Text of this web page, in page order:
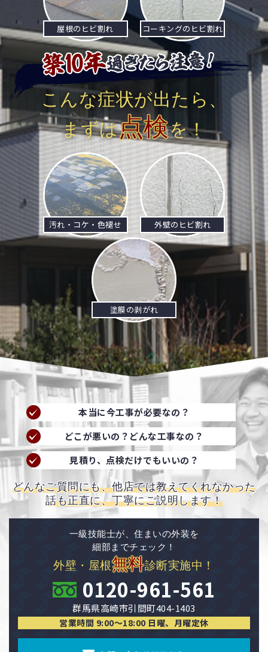
屋根のヒビ割れ コーキングのヒビ割れ
こんな症状が出たら、
まずは点検を！
汚れ・コケ・色褪せ 外壁のヒビ割れ
塗膜の剥がれ
本当に今工事が必要なの？
どこが悪いの？どんな工事なの？
見積り、点検だけでもいいの？
どんなご質問にも、他店では教えてくれなかった
話も正直に、丁寧にご説明します！
一級技能士が、住まいの外装を
細部までチェック！
外壁・屋根無料診断実施中！
0120-961-561
群馬県高崎市引間町404-1403
営業時間 9:00〜18:00 日曜、月曜定休